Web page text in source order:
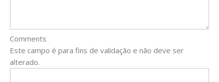
Comments
Este campo é para fins de validação e não deve ser
alterado.